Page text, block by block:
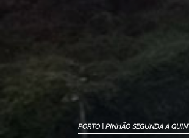
PORTO | PINHÃO SEGUNDA A